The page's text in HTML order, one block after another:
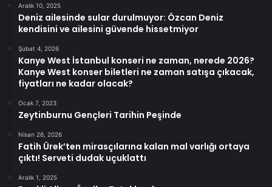
Aralık 10, 2025
Deniz ailesinde sular durulmuyor: Özcan Deniz
kendisini ve ailesini güvende hissetmiyor
Şubat 4, 2026
Kanye West İstanbul konseri ne zaman, nerede 2026?
Kanye West konser biletleri ne zaman satışa çıkacak,
fiyatları ne kadar olacak?
Ocak 7, 2023
Zeytinburnu Gençleri Tarihin Peşinde
Nisan 26, 2026
Fatih Ürek’ten mirasçılarına kalan mal varlığı ortaya
çıktı! Serveti dudak uçuklattı
Aralık 1, 2025